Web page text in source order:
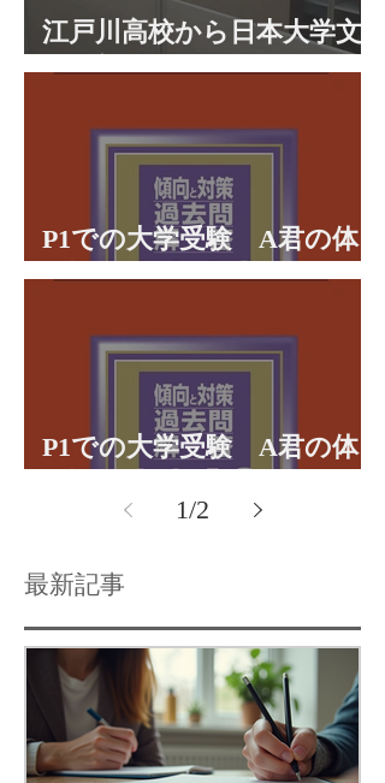
江戸川高校から日本大学文
理学部に合格 合格体験談
P1での大学受験 A君の体
験談パート２
P1での大学受験 A君の体
1/2
最新記事